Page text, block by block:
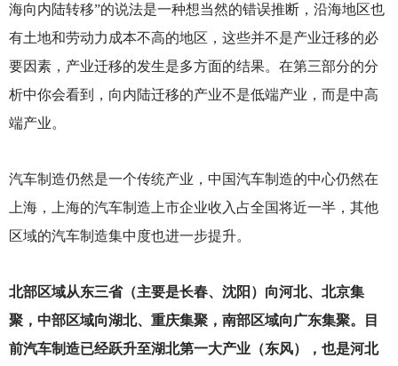
海向内陆转移”的说法是一种想当然的错误推断，沿海地区也
有土地和劳动力成本不高的地区，这些并不是产业迁移的必
要因素，产业迁移的发生是多方面的结果。在第三部分的分
析中你会看到，向内陆迁移的产业不是低端产业，而是中高
端产业。
汽车制造仍然是一个传统产业，中国汽车制造的中心仍然在
上海，上海的汽车制造上市企业收入占全国将近一半，其他
区域的汽车制造集中度也进一步提升。
北部区域从东三省（主要是长春、沈阳）向河北、北京集
聚，中部区域向湖北、重庆集聚，南部区域向广东集聚。目
前汽车制造已经跃升至湖北第一大产业（东风），也是河北